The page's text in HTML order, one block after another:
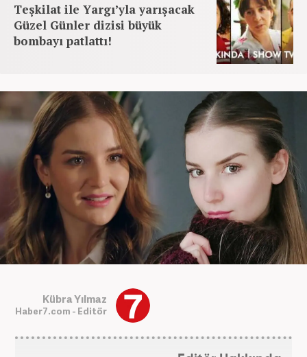
Teşkilat ile Yargı’yla yarışacak
Güzel Günler dizisi büyük
bombayı patlattı!
Kübra Yılmaz
Haber7.com - Editör